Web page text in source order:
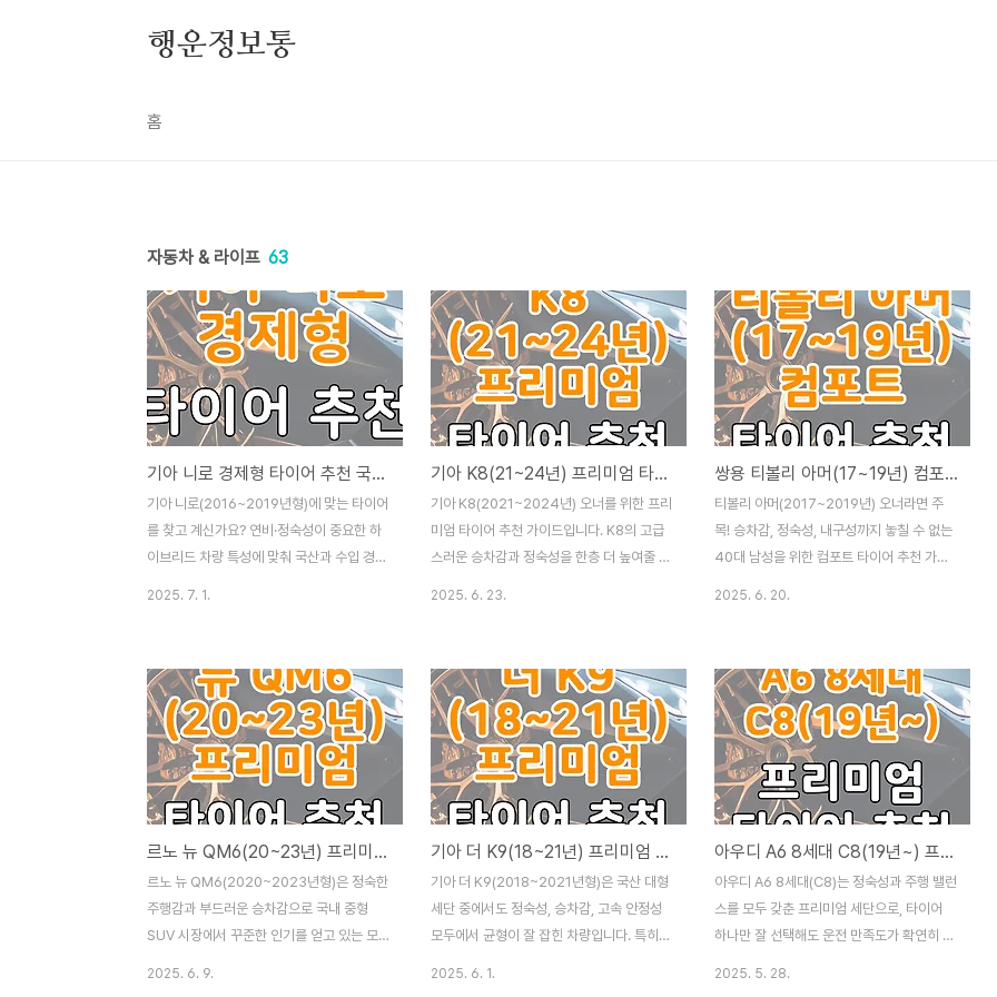
행운정보통
홈
자동차 & 라이프 63
기아 니로 경제형 타이어 추천 국산 vs 수입 비교
기아 니로(2016~2019년형)에 맞는 타이어
를 찾고 계신가요? 연비·정숙성이 중요한 하
이브리드 차량 특성에 맞춰 국산과 수입 경제
겠습니다. 기아 니로 연비와 정숙성을 살리는
실속형 타이어 비교기아 니로는 하이브리드
SUV로서 연비 효율과 정숙성이 핵심 장점인
모델입니다. 특히 1세대인 2016~2019년형
은 실사용 비중이 여전히 높고, 차량 상태에
따라 타이어 교체 시기에 접어든 분들이 많을
시점이죠. 니로에 적용되는 대표적인 타이어
사이즈는 205/60 R16, 215/55 R17,
225/45 R18 등이지만, 보편적으로 가장..
2025. 7. 1.
기아 K8(21~24년) 프리미엄 타이어 추천 국산 vs 수입 비교
기아 K8(2021~2024년) 오너를 위한 프리
미엄 타이어 추천 가이드입니다. K8의 고급
스러운 승차감과 정숙성을 한층 더 높여줄 정
선택 방법을 알아보겠습니다. 기아 K8, 프리
미엄 타이어로 '최상의 주행 경험'을 선사하
다!2021년 출시 이후, 고급스러운 디자인과
혁신적인 편의 사양, 그리고 기대 이상의 정
숙성과 승차감으로 국내 준대형 세단 시장을
선도하고 있는 명불허전의 모델이죠. K8은
단순한 이동 수단을 넘어, '남다른 주행감'과
'쾌적한 실내 공간'을 선사하며 많은 분들의
선택을 받고 있습니다. 하지만 말입니다, 이..
2025. 6. 23.
쌍용 티볼리 아머(17~19년) 컴포트 타이어 추천 국산 vs 수입 비교
티볼리 아머(2017~2019년) 오너라면 주
목! 승차감, 정숙성, 내구성까지 놓칠 수 없는
40대 남성을 위한 컴포트 타이어 추천 가이
언제까지 거친 아스팔트만 밟게 할 텐가?감
성 물씬 풍기는 티볼리 아머, 연비도 좋고 디
자인도 이쁘고, 뭐 하나 빠지는 게 없는 참 착
한 녀석이죠. 그런데 말입니다, 이 착한 녀석
을 더 착하게 만들어주는 방법이 있다는 사
실! 바로 타이어 교체입니다. 솔직히 말해, 순
정 타이어가 나쁘다는 건 아닙니다. 하지만
우리 40대들은 하루 종일 회사에서 시달리
다 퇴근하고 나면, 그저 조용하고 편안하게
집..
2025. 6. 20.
르노 뉴 QM6(20~23년) 프리미엄 타이어 추천 국산 vs 수입 비교
르노 뉴 QM6(2020~2023년형)은 정숙한
주행감과 부드러운 승차감으로 국내 중형
SUV 시장에서 꾸준한 인기를 얻고 있는 모
2025. 6. 9.
기아 더 K9(18~21년) 프리미엄 타이어 추천 국산 vs 수입 비교
기아 더 K9(2018~2021년형)은 국산 대형
세단 중에서도 정숙성, 승차감, 고속 안정성
모두에서 균형이 잘 잡힌 차량입니다. 특히
2025. 6. 1.
아우디 A6 8세대 C8(19년~) 프리미엄 타이어 추천 국산 vs 수입 비교
아우디 A6 8세대(C8)는 정숙성과 주행 밸런
스를 모두 갖춘 프리미엄 세단으로, 타이어
하나만 잘 선택해도 운전 만족도가 확연히 달
2025. 5. 28.